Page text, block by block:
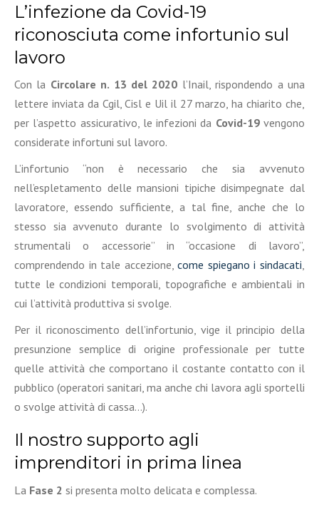
L’infezione da Covid-19
riconosciuta come infortunio sul
lavoro
Con la Circolare n. 13 del 2020 l’Inail, rispondendo a una
lettere inviata da Cgil, Cisl e Uil il 27 marzo, ha chiarito che,
per l’aspetto assicurativo, le infezioni da Covid-19vengono
considerate infortuni sul lavoro.
L’infortunio “non è necessario che sia avvenuto
nell’espletamento delle mansioni tipiche disimpegnate dal
lavoratore, essendo sufficiente, a tal fine, anche che lo
stesso sia avvenuto durante lo svolgimento di attività
strumentali o accessorie” in “occasione di lavoro”,
comprendendo in tale accezione,come spiegano i sindacati,
tutte le condizioni temporali, topografiche e ambientali in
cui l’attività produttiva si svolge.
Per il riconoscimento dell’infortunio, vige il principio della
presunzione semplice di origine professionale per tutte
quelle attività che comportano il costante contatto con il
pubblico (operatori sanitari, ma anche chi lavora agli sportelli
o svolge attività di cassa…).
Il nostro supporto agli
imprenditori in prima linea
La Fase 2 si presenta molto delicata e complessa.